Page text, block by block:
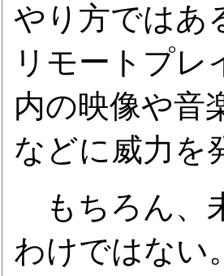
やり方ではあ
リモートプレ
内の映像や音
などに威力を
もちろん、
わけではない